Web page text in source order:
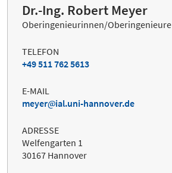
Dr.-Ing. Robert Meyer
Oberingenieurinnen/Oberingenieure
TELEFON
+49 511 762 5613
E-MAIL
meyer
ial.uni-hannover.de
ADRESSE
Welfengarten 1
30167 Hannover